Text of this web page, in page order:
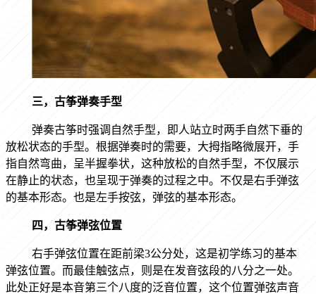
三，古筝弹奏手型
弹奏古筝时强调自然手型，即人站立时两手自然下垂的
放松状态的手型。根据弹奏时的需要，大拇指略微展开，手
指自然弯曲，呈半握拳状，这种放松的自然手型，不仅展示
在静止的状态，也呈现于弹奏的过程之中。不仅是右手弹弦
的基本形态。也是左手按弦，弹弦的基本形态。
四，古筝弹弦位置
右手弹弦位置在距前梁3公分处，这是初学练习的基本
弹弦位置。而最佳触弦点，则是在发音弦段的八分之一处。
此处正好是本音第三个八度的泛音位置，这个位置弹弦声音